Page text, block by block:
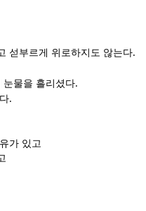
섣부르게 위로하지도 않는다.
눈물을 흘리셨다.
.
가 있고